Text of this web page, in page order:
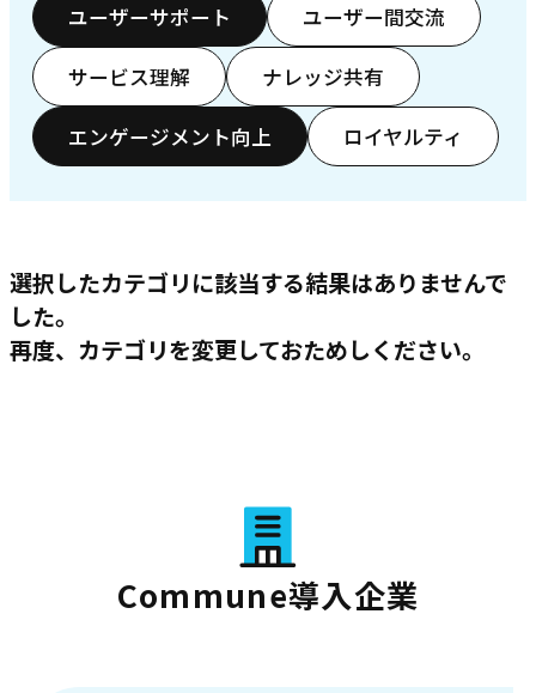
ユーザーサポート ユーザー間交流
サービス理解 ナレッジ共有
エンゲージメント向上 ロイヤルティ
選択したカテゴリに該当する結果はありませんで
した。
再度、カテゴリを変更しておためしください。
Commune導入企業